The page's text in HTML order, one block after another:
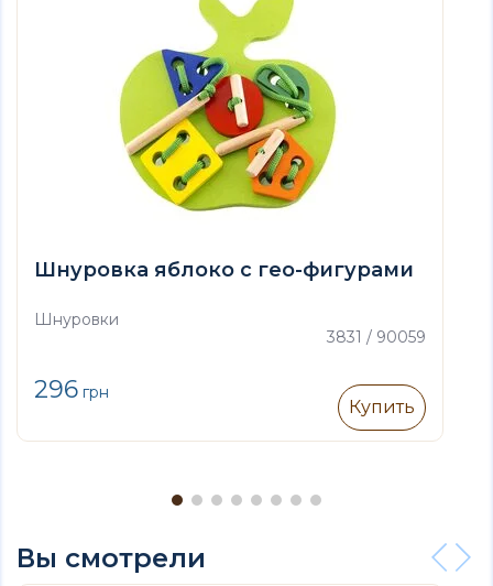
Шнуровка яблоко с гео-фигурами
Шнуровки
3831 / 90059
296 грн
Купить
Вы смотрели